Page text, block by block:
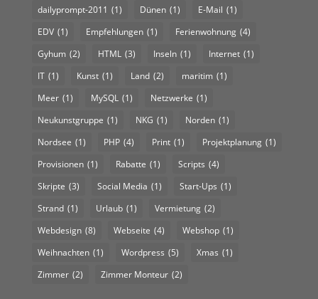
dailyprompt-2011 (1) Dünen (1) E-Mail (1)
EDV (1) Empfehlungen (1) Ferienwohnung (4)
Gyhum (2) HTML (3) Inseln (1) Internet (1)
IT (1) Kunst (1) Land (2) maritim (1)
Meer (1) MySQL (1) Netzwerke (1)
Neukunstgruppe (1) NKG (1) Norden (1)
Nordsee (1) PHP (4) Print (1) Projektplanung (1)
Provisionen (1) Rabatte (1) Scripts (4)
Skripte (3) Social Media (1) Start-Ups (1)
Strand (1) Urlaub (1) Vermietung (2)
Webdesign (8) Webseite (4) Webshop (1)
Weihnachten (1) Wordpress (5) Xmas (1)
Zimmer (2) Zimmer Monteur (2)